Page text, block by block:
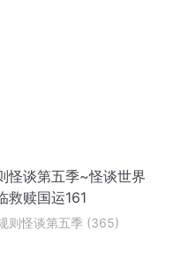
怪谈第五季~怪谈世界
救赎国运161
则怪谈第五季 (365)